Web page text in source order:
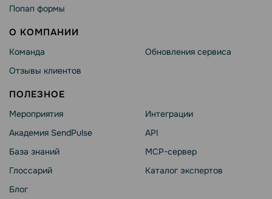
Попап формы
О КОМПАНИИ
Команда
Отзывы клиентов
Обновления сервиса
ПОЛЕЗНОЕ
Мероприятия
Академия SendPulse
База знаний
Глоссарий
Блог
Интеграции
API
MCP-сервер
Каталог экспертов